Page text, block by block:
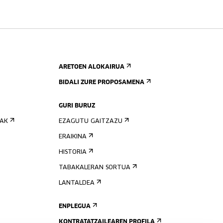
ARETOEN ALOKAIRUA
BIDALI ZURE PROPOSAMENA
GURI BURUZ
EZAGUTU GAITZAZU
ERAIKINA
HISTORIA
TABAKALERAN SORTUA
LANTALDEA
ENPLEGUA